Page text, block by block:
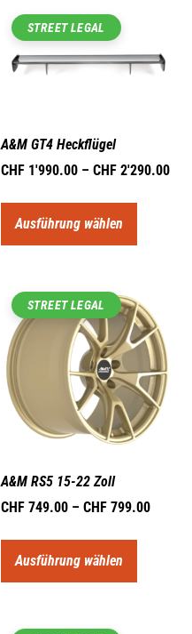
STREET LEGAL
A&M GT4 Heckflügel
CHF 1'990.00 – CHF 2'290.00
Ausführung wählen
STREET LEGAL
A&M RS5 15-22 Zoll
CHF 749.00 – CHF 799.00
Ausführung wählen